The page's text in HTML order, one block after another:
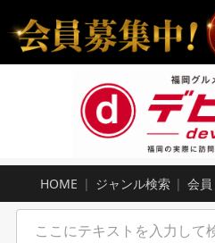
HOME ジャンル検索 会員